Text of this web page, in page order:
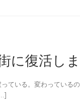
に復活しま
いる。変わってい